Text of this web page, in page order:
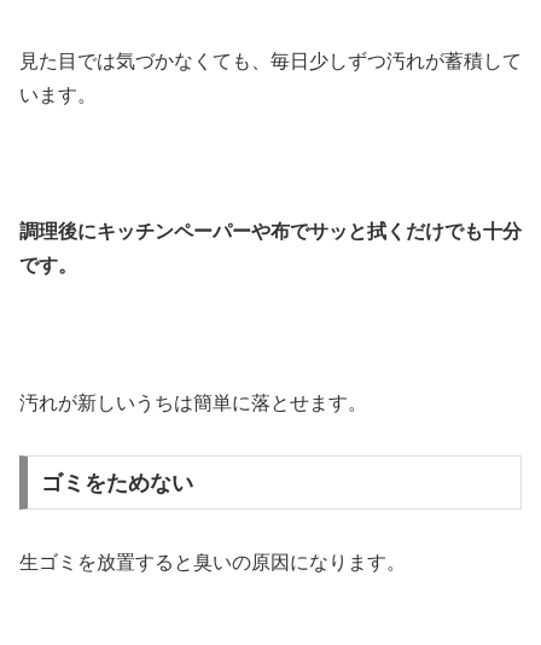
見た目では気づかなくても、毎日少しずつ汚れが蓄積して
います。
調理後にキッチンペーパーや布でサッと拭くだけでも十分
です。
汚れが新しいうちは簡単に落とせます。
ゴミをためない
生ゴミを放置すると臭いの原因になります。